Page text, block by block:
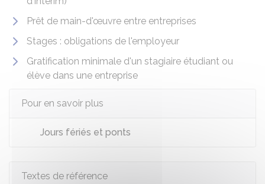
Prêt de main-d'œuvre entre entreprises
Stages : obligations de l'employeur
Gratification minimale d'un stagiaire étudiant ou
élève dans une entreprise
Pour en savoir plus
Jours fériés et ponts
Textes de référence